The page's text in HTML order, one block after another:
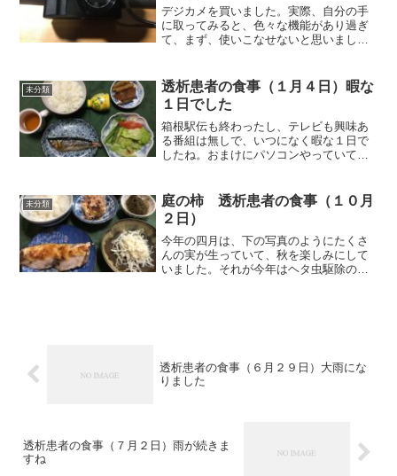
デジカメを買いました。実際、自分の手
に取ってみると、色々な機能があり過ぎ
て、まず、使いこなせないと思いまし
が欲しかった機能を使いこなすことから
始めたいと思います。そ...
未分類
透析患者の食事（１月４日）暇な
１日でした
箱根駅伝も終わったし、テレビも興味あ
る番組は無しで、いつになく暇な１日で
したね。おまけにパソコンやっていて
た。電機店からの帰りにスーパーに寄っ
ても、休みだったり、営業は...
未分類
庭の柿 透析患者の食事（１０月
２日）
今年の四月は、下の写真のようにたくさ
んの実が生っていて、秋を楽しみにして
いました。それが今年はヘタ虫駆除の消
透析患者の食事（６月２９日）大雨にな
りました
透析患者の食事（７月２日）雨が続きま
すね